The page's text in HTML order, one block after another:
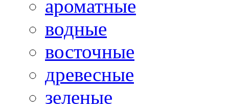
ароматные
водные
восточные
древесные
зеленые